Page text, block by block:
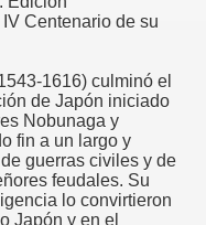
Centenario de su
1616) culminó el
de Japón iniciado
Nobunaga y
fin a un largo y
guerras civiles y de
feudales. Su
lo convirtieron
Japón y en el